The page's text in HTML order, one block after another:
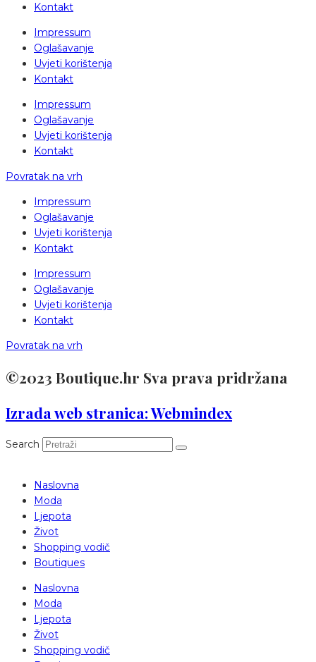
Kontakt
Impressum
Oglašavanje
Uvjeti korištenja
Kontakt
Impressum
Oglašavanje
Uvjeti korištenja
Kontakt
Povratak na vrh
Impressum
Oglašavanje
Uvjeti korištenja
Kontakt
Impressum
Oglašavanje
Uvjeti korištenja
Kontakt
Povratak na vrh
©2023 Boutique.hr Sva prava pridržana
Izrada web stranica: Webmindex
Search
Naslovna
Moda
Ljepota
Život
Shopping vodič
Boutiques
Naslovna
Moda
Ljepota
Život
Shopping vodič